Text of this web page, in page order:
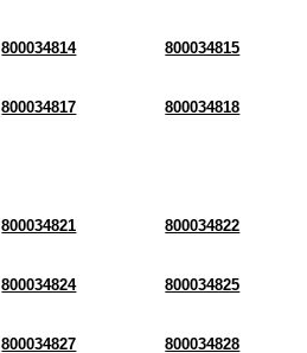
800034814 800034815
800034817 800034818
800034821 800034822
800034824 800034825
800034827 800034828